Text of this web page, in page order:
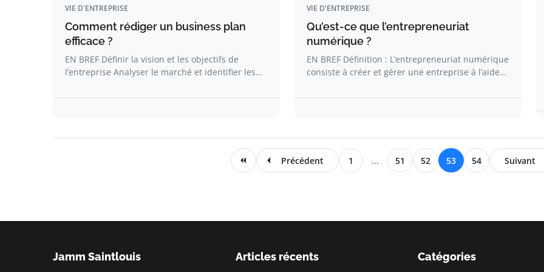
VIE D'ENTREPRISE
Comment rédiger un business plan
efficace ?
EN BREF Définir la vision et les objectifs de
l’entreprise Analyser le marché et identifier les…
VIE D'ENTREPRISE
Qu’est-ce que l’entrepreneuriat
numérique ?
EN BREF Définition : L’entrepreneuriat numérique
consiste à créer et gérer une entreprise à l’aide…
Précédent 1 ... 51 52 53 54 Suivant
Jamm Saintlouis Articles récents Catégories